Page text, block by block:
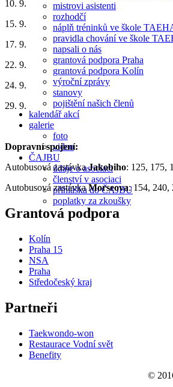
mistrovi asistenti
rozhodčí
náplň tréninků ve škole
pravidla chování ve škole
napsali o nás
grantová podpora Praha
grantová podpora Kolín
výroční zprávy
stanovy
pojištění našich členů
kalendář akcí
galerie
foto
video
ČAJBU
údaje o asociaci
členství v asociaci
přihláška do ČAJBU
poplatky za zkoušky
10. 9.
15. 9.
17. 9.
22. 9.
24. 9.
29. 9.
Dopravní spojení:
Autobusová zastávkaJakobiho: 125, 175,
Autobusová zastávkaMorseova: 154, 240,
Grantová podpora
Kolín
Praha 15
NSA
Praha
Středočeský kraj
Partneři
Taekwondo-won
Restaurace Vodní svět
Benefity
©